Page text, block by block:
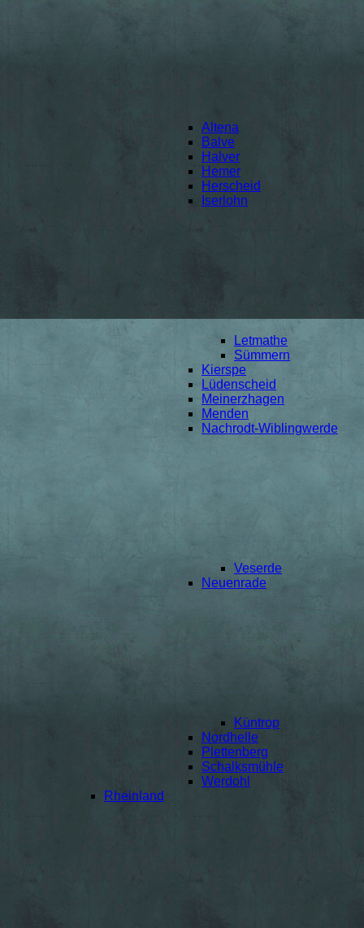
Altena
Balve
Halver
Hemer
Herscheid
Iserlohn
Letmathe
Sümmern
Kierspe
Lüdenscheid
Meinerzhagen
Menden
Nachrodt-Wiblingwerde
Veserde
Neuenrade
Küntrop
Nordhelle
Plettenberg
Schalksmühle
Werdohl
Rheinland